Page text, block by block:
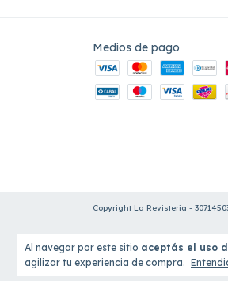
Al navegar por este sitio aceptás el uso
agilizar tu experiencia de compra.
Medios de pago
Copyright La Revisteria -